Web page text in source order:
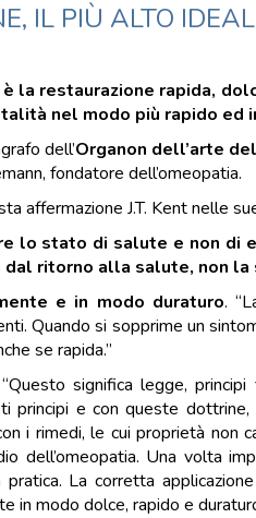
IL PIÙ ALTO
è la restaurazione rapida,
nel modo più rapido ed
dell’Organon dell’arte
fondatore dell’omeopatia.
affermazione J.T. Kent nelle
lo stato di salute e non di
ritorno alla salute, non la
e in modo duraturo.
Quando si sopprime un
se rapida.”
significa legge,
principi e con queste
i rimedi, le cui proprietà non
dell’omeopatia. Una volta
La corretta
in modo dolce, rapido e